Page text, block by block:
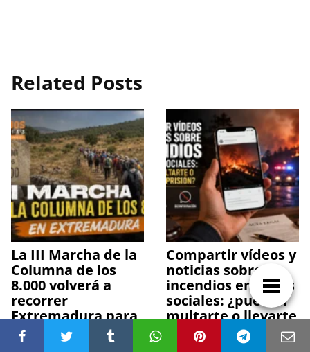
Related Posts
La III Marcha de la
Columna de los
8.000 volverá a
recorrer
Extremadura para
mantener viva la
memoria histórica
Compartir vídeos y
noticias sobre
incendios en redes
sociales: ¿pueden
multarte o llevarte
a prisión?